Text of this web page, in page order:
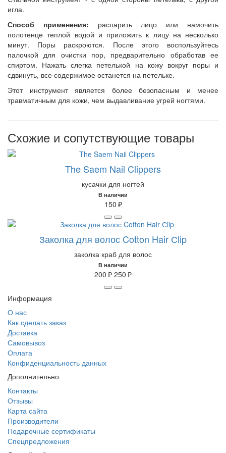
игла.
Способ применения: распарить лицо или намочить
полотенце теплой водой и приложить к лицу на несколько
минут. Поры раскроются. После этого воспользуйтесь
палочкой для очистки пор, предварительно обработав ее
спиртом. Нажать слегка петелькой на кожу вокруг поры и
сдвинуть, все содержимое останется на петельке.
Этот инструмент является более безопасным и менее
травматичным для кожи, чем выдавливание угрей ногтями.
Схожие и сопутствующие товары
The Saem Nail Clippers
кусачки для ногтей
В наличии
150 ₽
Заколка для волос Cotton Hair Сlip
заколка краб для волос
В наличии
200 ₽ 250 ₽
Информация
О нас
Как сделать заказ
Доставка
Самовывоз
Оплата
Конфиденциальность данных
Дополнительно
Контакты
Отзывы
Карта сайта
Производители
Подарочные сертификаты
Спецпредложения